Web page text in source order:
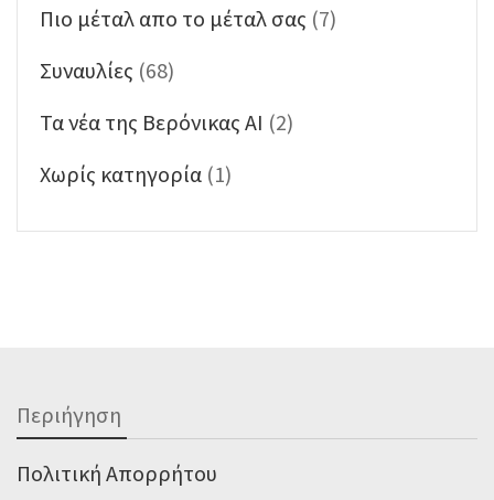
Πιο μέταλ απο το μέταλ σας (7)
Συναυλίες (68)
Τα νέα της Βερόνικας ΑΙ (2)
Χωρίς κατηγορία (1)
Περιήγηση
Πολιτική Απορρήτου